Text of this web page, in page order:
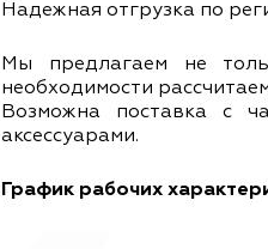
Надежная отгрузка по
Мы предлагаем не
необходимости
Возможна поставка с
аксессуарами.
График рабочих